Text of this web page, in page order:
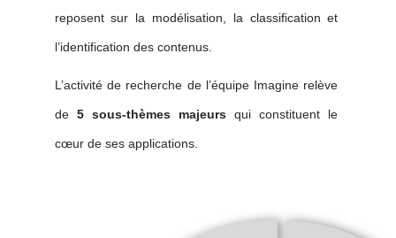
reposent sur la modélisation, la classification et
l’identification des contenus.
L’activité de recherche de l’équipe Imagine relève
de5 sous-thèmes majeursqui constituent le
cœur de ses applications.